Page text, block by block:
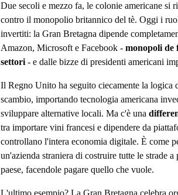
Due secoli e mezzo fa, le colonie americane si
contro il monopolio britannico del tè. Oggi i
invertiti: la Gran Bretagna dipende
Amazon, Microsoft e Facebook - monopoli de
settori - e dalle bizze di presidenti americani
Il Regno Unito ha seguito ciecamente la logica
scambio, importando tecnologia americana
sviluppare alternative locali. Ma c'è una
tra importare vini francesi e dipendere da
controllano l'intera economia digitale. È come
un'azienda straniera di costruire tutte le strade a
paese, facendole pagare quello che vuole.
L'ultimo esempio? La Gran Bretagna celebra